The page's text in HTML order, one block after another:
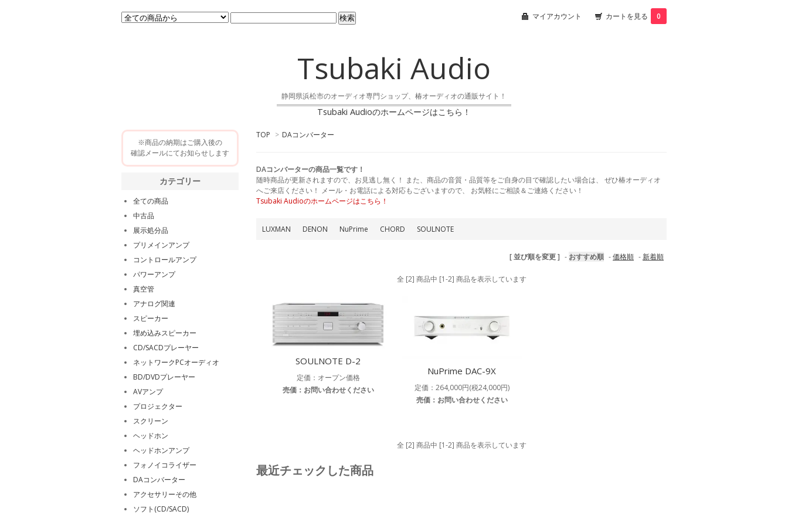
マイアカウント カートを見る 0
Tsubaki Audio
静岡県浜松市のオーディオ専門ショップ、椿オーディオの通販サイト！
Tsubaki Audioのホームページはこちら！
TOP > DAコンバーター
DAコンバーターの商品一覧です！
随時商品が更新されますので、お見逃し無く！ また、商品の音質・品質等をご自身の目で確認したい場合は、 ぜひ椿オーディオ
へご来店ください！ メール・お電話による対応もございますので、 お気軽にご相談＆ご連絡ください！
Tsubaki Audioのホームページはこちら！
LUXMAN DENON NuPrime CHORD SOULNOTE
[ 並び順を変更 ] - おすすめ順 -価格順 -新着順
全 [2] 商品中 [1-2] 商品を表示しています
SOULNOTE D-2
定価：オープン価格
売価：お問い合わせください
NuPrime DAC-9X
定価：264,000円(税24,000円)
売価：お問い合わせください
全 [2] 商品中 [1-2] 商品を表示しています
最近チェックした商品
※商品の納期はご購入後の
確認メールにてお知らせします
カテゴリー
全ての商品
中古品
展示処分品
プリメインアンプ
コントロールアンプ
パワーアンプ
真空管
アナログ関連
スピーカー
埋め込みスピーカー
CD/SACDプレーヤー
ネットワークPCオーディオ
BD/DVDプレーヤー
AVアンプ
プロジェクター
スクリーン
ヘッドホン
ヘッドホンアンプ
フォノイコライザー
DAコンバーター
アクセサリーその他
ソフト(CD/SACD)